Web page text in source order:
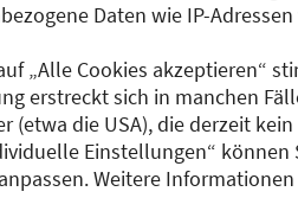
Daten wie IP-
„Alle Cookies akzeptieren“
erstreckt sich in manchen
(etwa die USA), die derzeit
Einstellungen“
Weitere
nicht den notwendigen
der Ärztekammer
ausgehöhlt werden, sonst
sondern deren
Matthias Blöchle,